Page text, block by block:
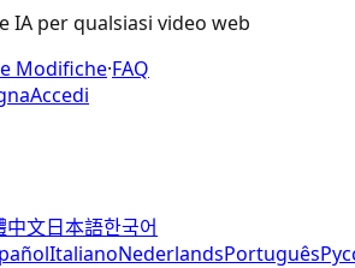
IA per qualsiasi video web
Modifiche·FAQ
Accedi
中文日本語한국어
ItalianoNederlandsPortuguês